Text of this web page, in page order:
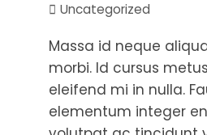
Uncategorized
Massa id neque
morbi. Id cursus
eleifend mi in nulla.
elementum integer